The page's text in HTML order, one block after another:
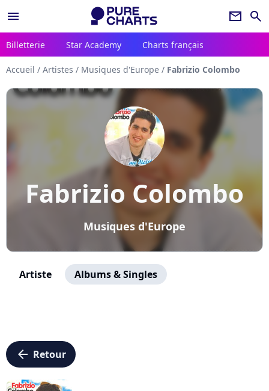
menu newsletter search
Billetterie Star Academy Charts français
Accueil / Artistes / Musiques d'Europe / Fabrizio Colombo
Fabrizio Colombo
Musiques d'Europe
Artiste Albums & Singles
arrow_left Retour